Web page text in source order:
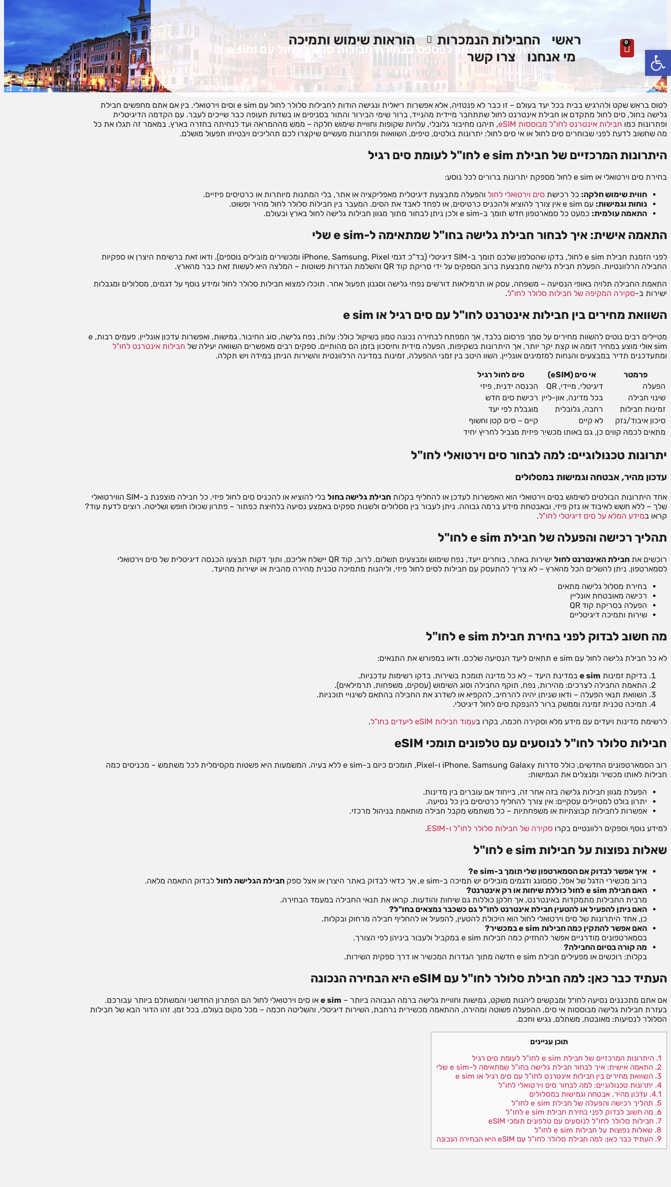
0 ראשי החבילות הנמכרות
הוראות שימוש ותמיכה
מי אנחנו
צרו קשר 7 יתרונות שאסור לפספס בבחירת חבילות סלולר לחול עם e sim
לטוס בראש שקט ולהרגיש בבית בכל יעד בעולם – זו כבר לא פנטזיה, אלא אפשרות ריאלית ונגישה הודות לחבילות סלולר לחול עם e sim וסים וירטואלי. בין אם אתם מחפשים חבילת
גלישה בחול, סים לחול מתקדם או חבילת אינטרנט לחול שתתחבר מיידית מהנייד, ברור שימי הבירור והתור בסניפים או בשדות תעופה כבר שייכים לעבר. עם הקדמה הדיגיטלית
ופתרונות כמו חבילות אינטרנט לחו"ל מבוססות eSIM
, תיהנו מחיבור גלובלי, עלויות שקופות וחוויית שימוש חלקה – ממש מההמראה ועד לנחיתה בחזרה בארץ. במאמר זה תגלו את כל
מה שחשוב לדעת לפני שבוחרים סים לחול או אי סים לחול: יתרונות בולטים, טיפים, השוואות ופתרונות מעשיים שיקצרו לכם תהליכים ויבטיחו תפעול מושלם.
היתרונות המרכזיים של חבילת e sim לחו"ל לעומת סים רגיל
בחירת סים וירטואלי או e sim לחול מספקת יתרונות ברורים לכל נוסע:
חווית שימוש חלקה: כל רכישת סים וירטואלי לחול והפעלה מתבצעת דיגיטלית מאפליקציה או אתר, בלי המתנות מיותרות או כרטיסים פיזיים.
נוחות וגמישות: עם e sim אין צורך להוציא ולהכניס כרטיסים, או לפחד לאבד את הסים. המעבר בין חבילות סלולר לחול מהיר ופשוט.
התאמה עולמית: כמעט כל סמארטפון חדש תומך ב-e sim ולכן ניתן לבחור מתוך מגוון חבילות גלישה לחול בארץ ובעולם.
התאמה אישית: איך לבחור חבילת גלישה בחו"ל שמתאימה ל-e sim שלי
לפני הזמנת חבילת e sim לחול, בדקו שהטלפון שלכם תומך ב-SIM דיגיטלי (בד"כ דגמי iPhone, Samsung, Pixel ומכשירים מובילים נוספים). ודאו זאת ברשימת היצרן או ספקיות
החבילה הרלוונטיות. הפעלת חבילת גלישה מתבצעת ברוב הספקים על ידי סריקת קוד QR והשלמת הגדרות פשוטות – המלצה היא לעשות זאת כבר מהארץ.
התאמת החבילה תלויה באופי הנסיעה – משפחה, עסק או תרמילאות דורשים נפחי גלישה וסגנון תפעול אחר. תוכלו למצוא חבילות סלולר לחול ומידע נוסף על דגמים, מסלולים ומגבלות
ישירות ב-סקירה המקיפה של חבילות סלולר לחו"ל.
השוואת מחירים בין חבילות אינטרנט לחו"ל עם סים רגיל או e sim
מטיילים רבים נוטים להשוות מחירים על סמך פרסום בלבד, אך המפתח לבחירה נכונה טמון בשיקול כולל: עלות, נפח גלישה, סוג החיבור, גמישות, ואפשרות עדכון אונליין. פעמים רבות, e
sim אולי מוצע במחיר דומה או קצת יקר יותר, אך היתרונות בשקיפות, הפעלה מידית וחיסכון בזמן הם מהותיים. ספקים רבים מאפשרים השוואה יעילה של
חבילות אינטרנט לחו"ל
ומתעדכנים תדיר במבצעים והנחות למזמינים אונליין. השוו היטב בין זמני ההפעלה, זמינות במדינה הרלוונטית והשירות הניתן במידה ויש תקלה.
פרמטר
אי סים (eSIM)
סים לחול רגיל
הפעלה
דיגיטלי, מיידי, QR
הכנסה ידנית, פיזי
שינוי חבילה
בכל מדינה, און-ליין רכישת סים חדש
זמינות חבילות
רחבה, גלובלית
מוגבלת לפי יעד
סיכון איבוד/נזק
לא קיים
קיים – סים קטן וחשוף
מתאים לכמה קווים כן, גם באותו מכשיר פיזית מגביל לחריץ יחיד
יתרונות טכנולוגיים: למה לבחור סים וירטואלי לחו"ל
עדכון מהיר, אבטחה וגמישות במסלולים
אחד היתרונות הבולטים לשימוש בסים וירטואלי הוא האפשרות לעדכן או להחליף בקלות חבילת גלישה בחול
בלי להוציא או להכניס סים לחול פיזי. כל חבילה מוצפנת ב-SIM הווירטואלי
שלך – ללא חשש לאיבוד או נזק פיזי, ובאבטחת מידע ברמה גבוהה. ניתן לעבור בין מסלולים ולשנות ספקים באמצע נסיעה בלחיצת כפתור – פתרון שכולו חופש ושליטה. רוצים לדעת עוד?
קראו במידע המלא על סים דיגיטלי לחו"ל.
תהליך רכישה והפעלה של חבילת e sim לחו"ל
רוכשים את חבילת האינטרנט לחול
ישירות באתר, בוחרים ייעד, נפח שימוש ומבצעים תשלום. לרוב, קוד QR יישלח אליכם, ותוך דקות תבצעו הכנסה דיגיטלית של סים וירטואלי
לסמארטפון. ניתן להשלים הכל מהארץ – לא צריך להתעסק עם חבילות לסים לחול פיזי, וליהנות מתמיכה טכנית מהירה מהבית או ישירות מהיעד.
בחירת מסלול גלישה מתאים
רכישה מאובטחת אונליין
הפעלה בסריקת קוד QR
שירות ותמיכה דיגיטליים
מה חשוב לבדוק לפני בחירת חבילת e sim לחו"ל
לא כל חבילת גלישה לחול עם e sim תתאים ליעד הנסיעה שלכם. ודאו במפורש את התנאים:
בדיקת זמינות e sim במדינת היעד – לא כל מדינה תומכת בשירות. בדקו רשימות עדכניות.
התאמת החבילה לצרכים: מהירות, נפח, תוקף החבילה וסוג השימוש (עסקים, משפחות, תרמילאים).
השוואת תנאי הפעלה – ודאו שניתן יהיה להרחיב, להקפיא או לשדרג את החבילה בהתאם לשינויי תוכניות.
תמיכה טכנית זמינה וממשק ברור להנפקת סים לחול דיגיטלי.
לרשימת מדינות ויעדים עם מידע מלא וסקירה חכמה, בקרו בעמוד חבילות eSIM ליעדים בחו"ל .
חבילות סלולר לחו"ל לנוסעים עם טלפונים תומכי eSIM
רוב הסמארטפונים החדשים, כולל סדרות iPhone, Samsung Galaxy ו-Pixel, תומכים כיום ב-e sim ללא בעיה. המשמעות היא פשטות מקסימלית לכל משתמש – מכניסים כמה
חבילות לאותו מכשיר ומנצלים את הגמישות:
הפעלת מגוון חבילות גלישה בזה אחר זה, בייחוד אם עוברים בין מדינות.
יתרון בולט למטיילים עסקיים: אין צורך להחליף כרטיסים בין כל נסיעה.
אפשרות לחבילות קבוצתיות או משפחתיות – כל משתמש מקבל חבילה מותאמת בניהול מרכזי.
למידע נוסף וספקים רלוונטיים בקרו סקירה של חבילות סלולר לחו"ל ו-ESIM .
שאלות נפוצות על חבילות e sim לחו"ל
איך אפשר לבדוק אם הסמארטפון שלי תומך ב-e sim?
ברוב מכשירי הדגל של אפל, סמסונג ודגמים מובילים יש תמיכה ב-e sim, אך כדאי לבדוק באתר היצרן או אצל ספק
חבילת הגלישה לחול לבדוק התאמה מלאה.
האם חבילת e sim לחול כוללת שיחות או רק אינטרנט?
מרבית החבילות מתמקדות באינטרנט, אך חלקן כוללות גם שיחות והודעות. קראו את תנאי החבילה במעמד הבחירה.
האם ניתן להפעיל או להטעין חבילת אינטרנט לחו"ל גם כשכבר נמצאים בחו"ל?
כן, אחד היתרונות של סים וירטואלי לחול הוא היכולת להטעין, להפעיל או להחליף חבילה מרחוק ובקלות.
האם אפשר להתקין כמה חבילות e sim במכשיר?
בסמארטפונים מודרניים אפשר להחזיק כמה חבילות e sim במקביל ולעבור ביניהן לפי הצורך.
מה קורה בסיום החבילה?
בקלות: רוכשים או מפעילים חבילת e sim חדשה מתוך הגדרות המכשיר או דרך ספקית השירות.
העתיד כבר כאן: למה חבילת סלולר לחו"ל עם eSIM היא הבחירה הנכונה
אם אתם מתכננים נסיעה לחו״ל ומבקשים ליהנות משקט, גמישות וחוויית גלישה ברמה הגבוהה ביותר – e sim או סים וירטואלי לחול הם הפתרון החדשני והמשתלם ביותר עבורכם.
בעזרת חבילות גלישה מבוססות אי סים, ההפעלה פשוטה ומהירה, ההתאמה מכשירית נרחבת, השירות דיגיטלי, והשליטה חכמה – מכל מקום בעולם, בכל זמן. זהו הדור הבא של חבילות
הסלולר לנסיעות: מאובטח, משתלם, נגיש וחכם.
תוכן עניינים
1. היתרונות המרכזיים של חבילת e sim לחו"ל לעומת סים רגיל
2. התאמה אישית: איך לבחור חבילת גלישה בחו"ל שמתאימה ל-e sim שלי
3. השוואת מחירים בין חבילות אינטרנט לחו"ל עם סים רגיל או e sim
4. יתרונות טכנולוגיים: למה לבחור סים וירטואלי לחו"ל
4.1. עדכון מהיר, אבטחה וגמישות במסלולים
5. תהליך רכישה והפעלה של חבילת e sim לחו"ל
6. מה חשוב לבדוק לפני בחירת חבילת e sim לחו"ל
7. חבילות סלולר לחו"ל לנוסעים עם טלפונים תומכי eSIM
8. שאלות נפוצות על חבילות e sim לחו"ל
9. העתיד כבר כאן: למה חבילת סלולר לחו"ל עם eSIM היא הבחירה הנכונה
פתח סרגל נגישות